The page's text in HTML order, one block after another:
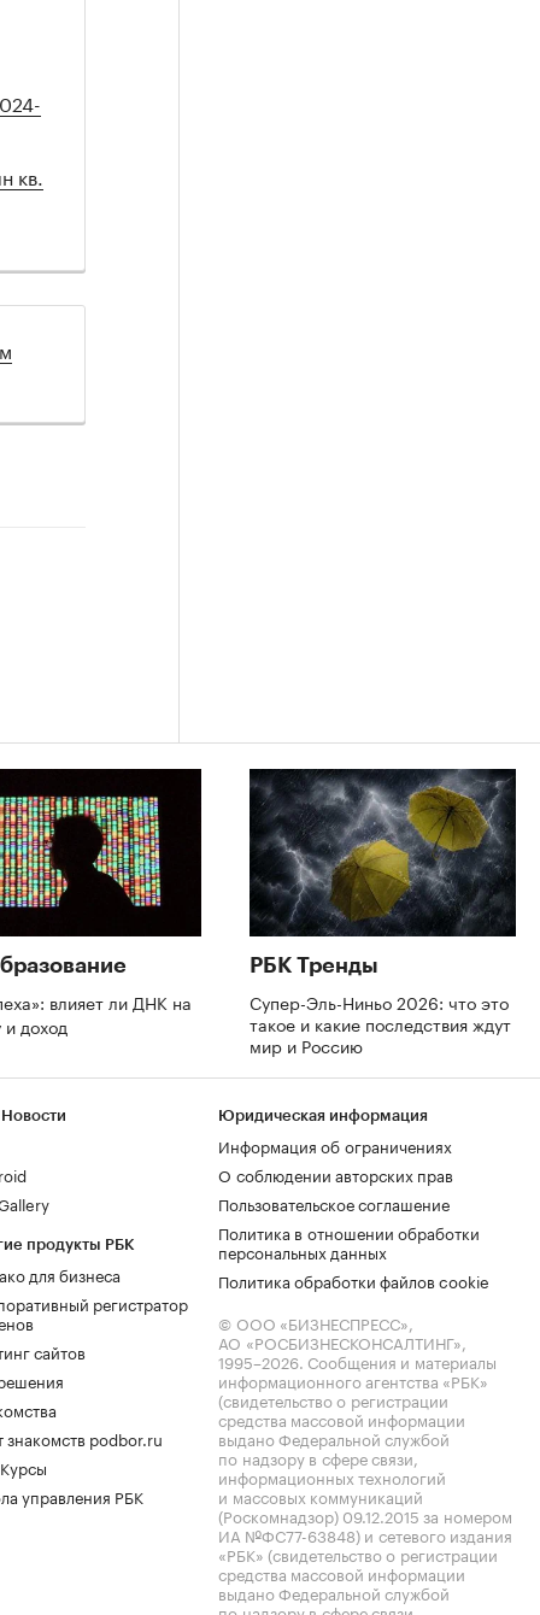
кв.
влияет ли ДНК на
доход
РБК Тренды
Супер-Эль-Ниньо 2026: что это
такое и какие последствия ждут
мир и Россию
продукты РБК
для бизнеса
регистратор
сайтов
знакомств podbor.ru
управления РБК
Юридическая информация
Информация об ограничениях
О соблюдении авторских прав
Пользовательское соглашение
Политика в отношении обработки
персональных данных
Политика обработки файлов cookie
© ООО «БИЗНЕСПРЕСС»,
АО «РОСБИЗНЕСКОНСАЛТИНГ»,
1995–2026. Сообщения и материалы
информационного агентства «РБК»
(свидетельство о регистрации
средства массовой информации
выдано Федеральной службой
по надзору в сфере связи,
информационных технологий
и массовых коммуникаций
(Роскомнадзор) 09.12.2015 за номером
ИА №ФС77-63848) и сетевого издания
«РБК» (свидетельство о регистрации
средства массовой информации
выдано Федеральной службой